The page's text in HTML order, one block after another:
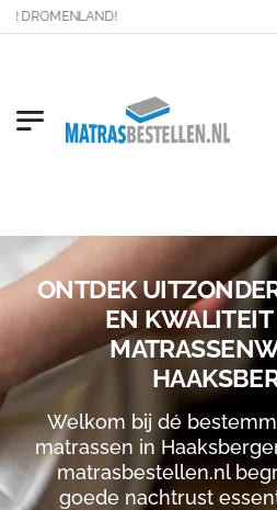
ONTDEK
EN
Welkom bij dé
matrassen in
matrasbestellen.nl
goede nachtrust